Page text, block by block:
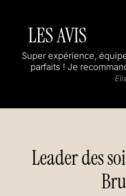
LES AVIS
Super expérience,
parfaits ! Je
Leader des